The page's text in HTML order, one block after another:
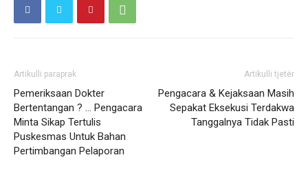
Artikulli paraprak
Pemeriksaan Dokter
Bertentangan ? … Pengacara
Minta Sikap Tertulis
Puskesmas Untuk Bahan
Pertimbangan Pelaporan
Artikulli tjetër
Pengacara & Kejaksaan Masih
Sepakat Eksekusi Terdakwa
Tanggalnya Tidak Pasti